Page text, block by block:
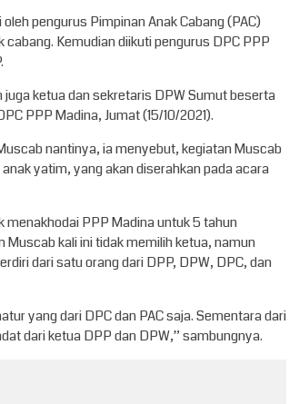
pengurus Pimpinan Anak Cabang (PAC)
Kemudian diikuti pengurus DPC PPP
ketua dan sekretaris DPW Sumut beserta
PPP Madina, Jumat (15/10/2021).
nantinya, ia menyebut, kegiatan Muscab
yatim, yang akan diserahkan pada acara
menakhodai PPP Madina untuk 5 tahun
kali ini tidak memilih ketua, namun
dari satu orang dari DPP, DPW, DPC, dan
yang dari DPC dan PAC saja. Sementara dari
dari ketua DPP dan DPW,” sambungnya.